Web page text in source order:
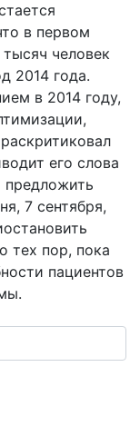
в первом
человек
2014 года.
в 2014 году,
его слова
7 сентября,
тех пор, пока
пациентов